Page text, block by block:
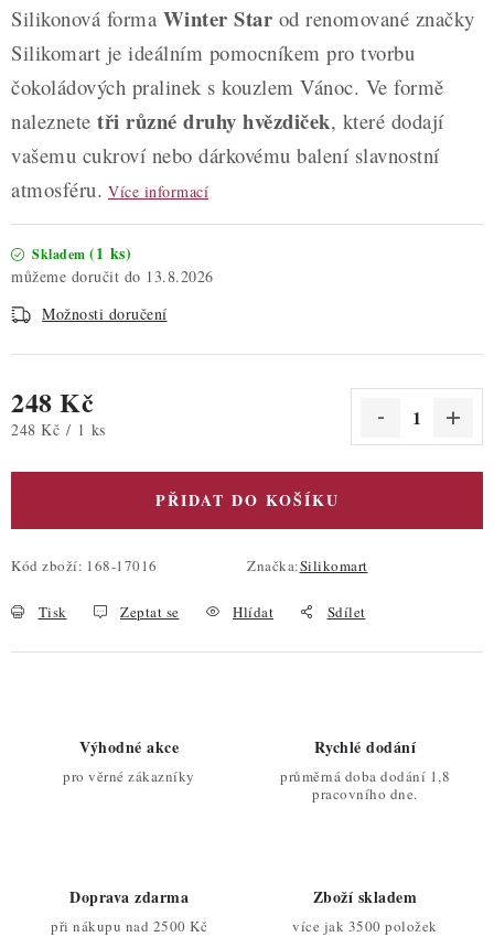
Silikonová forma Winter Star od renomované značky
Silikomart je ideálním pomocníkem pro tvorbu
čokoládových pralinek s kouzlem Vánoc. Ve formě
naleznete tři různé druhy hvězdiček, které dodají
vašemu cukroví nebo dárkovému balení slavnostní
atmosféru. Více informací
Skladem (1 ks)
13.8.2026
Možnosti doručení
248 Kč
Měrná cena:
248 Kč / 1 ks
PŘIDAT DO KOŠÍKU
Kód zboží: 168-17016 Značka:Silikomart
Tisk Zeptat se Hlídat Sdílet
Výhodné akce
pro věrné zákazníky
Rychlé dodání
průměrná doba dodání 1,8
pracovního dne.
Doprava zdarma
při nákupu nad 2500 Kč
Zboží skladem
více jak 3500 položek